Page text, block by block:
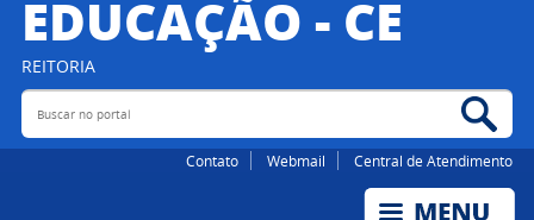
Acesso à informação
Legislação
EDUCAÇÃO - CE
REITORIA
Buscar no portal
Contato Webmail Central de Atendimento